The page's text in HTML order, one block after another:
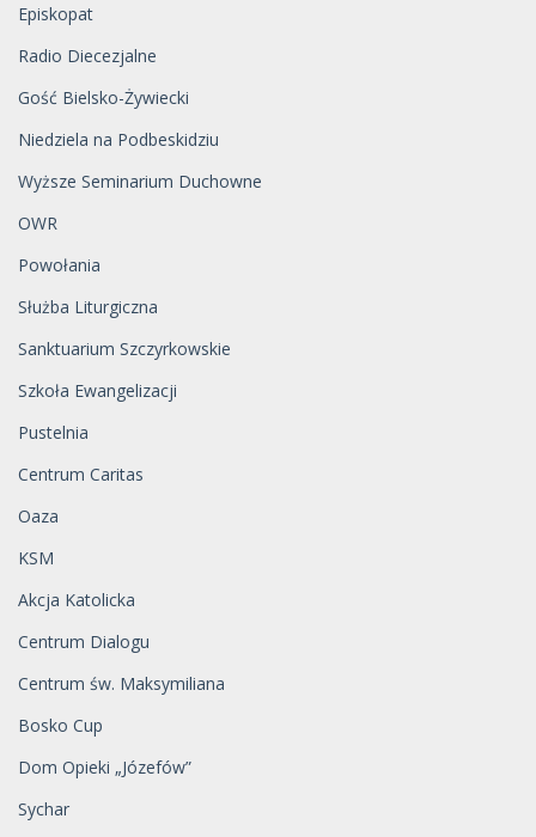
Episkopat
Radio Diecezjalne
Gość Bielsko-Żywiecki
Niedziela na Podbeskidziu
Wyższe Seminarium Duchowne
OWR
Powołania
Służba Liturgiczna
Sanktuarium Szczyrkowskie
Szkoła Ewangelizacji
Pustelnia
Centrum Caritas
Oaza
KSM
Akcja Katolicka
Centrum Dialogu
Centrum św. Maksymiliana
Bosko Cup
Dom Opieki „Józefów”
Sychar